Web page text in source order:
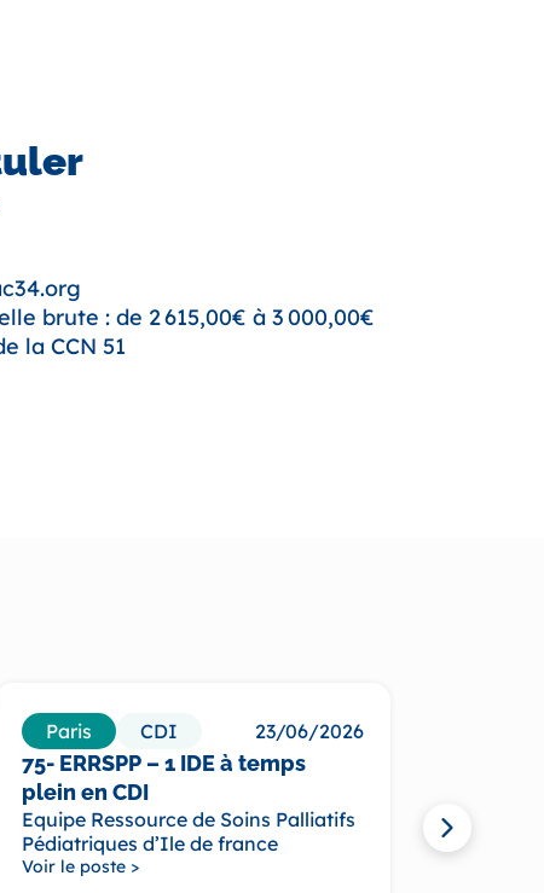
brute : de 2 615,00€ à 3 000,00€
la CCN 51
Paris CDI 23/06/2026
75- ERRSPP – 1 IDE à temps
plein en CDI
Equipe Ressource de Soins Palliatifs
Pédiatriques d’Ile de france
Voir le poste >